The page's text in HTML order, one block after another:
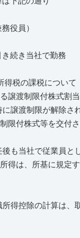
役員）
続き当社で勤務
得税の課税について
譲渡制限付株式割
譲渡制限が解除さ
限付株式等を交付
も当社で従業員と
得は、所基に規定
得控除の計算は、